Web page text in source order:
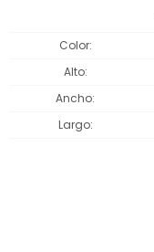
Color
Alto
Ancho
Largo